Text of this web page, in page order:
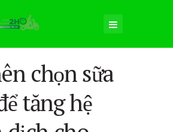
chọn sữa
tăng hệ